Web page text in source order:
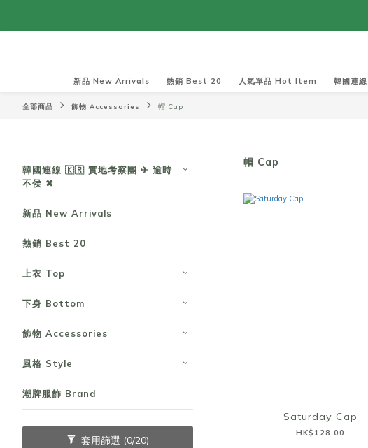
新品 New Arrivals 熱銷 Best 20 人氣單品 Hot Item 韓國連
全部商品 飾物 Accessories 帽 Cap
韓國連線 🇰🇷 實地考察團 ✈ 逾時
不侯 ✖︎
新品 New Arrivals
熱銷 Best 20
上衣 Top
下身 Bottom
飾物 Accessories
風格 Style
潮牌服飾 Brand
套用篩選 (0/20)
帽 Cap
Saturday Cap
HK$128.00